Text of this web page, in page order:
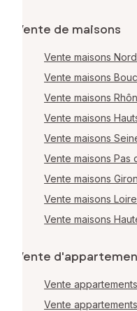
Vente de maisons
Vente maisons
Vente maisons
Vente maisons
Vente maisons
Vente maisons
Vente maisons Pas
Vente maisons
Vente maisons
Vente maisons
Vente
Vente
Vente